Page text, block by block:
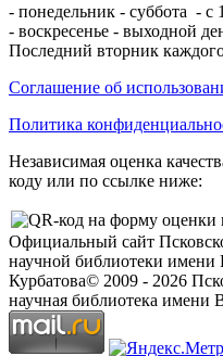
- понедельник - суббота - с
- воскресенье - выходной
Последний вторник
Соглашение об
Политика
Независимая оценка
коду или по ссылке ниже:
Официальный сайт
научной библиотеки имени
Курбатова© 2009 - 2026
научная библиотека имени